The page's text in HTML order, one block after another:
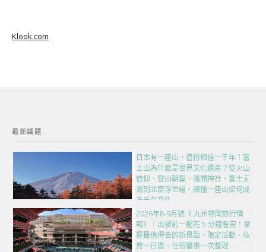
Klook.com
最新議題
日本有一座山，值得相信一千年！富
士山為什麼是世界文化遺產？從火山
信仰、登山朝聖、淺間神社、富士五
湖到北齋浮世繪，讀懂一座山如何成
為千年文化
2026年8-9月號《 九州福岡旅行情
報》｜出發前一週花 5 分鐘看完！掌
握最值得去的新景點、限定活動、私
房一日遊、住宿優惠一次整理